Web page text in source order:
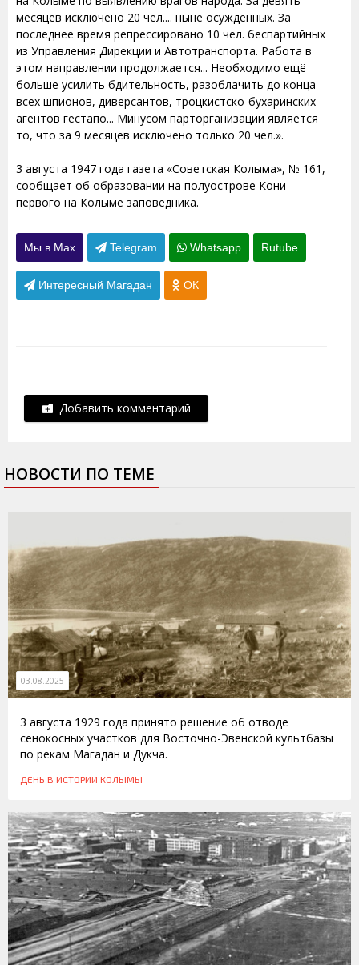
месяцев исключено 20 чел.... ныне осуждённых. За
последнее время репрессировано 10 чел. беспартийных
из Управления Дирекции и Автотранспорта. Работа в
этом направлении продолжается... Необходимо ещё
больше усилить бдительность, разоблачить до конца
всех шпионов, диверсантов, троцкистско-бухаринских
агентов гестапо... Минусом парторганизации является
то, что за 9 месяцев исключено только 20 чел.».
3 августа 1947 года газета «Советская Колыма», № 161,
сообщает об образовании на полуострове Кони
первого на Колыме заповедника.
Мы в Max Telegram Whatsapp Rutube
Интересный Магадан ОК
Добавить комментарий
НОВОСТИ ПО ТЕМЕ
03.08.2025
3 августа 1929 года принято решение об отводе
сенокосных участков для Восточно-Эвенской культбазы
по рекам Магадан и Дукча.
ДЕНЬ В ИСТОРИИ КОЛЫМЫ